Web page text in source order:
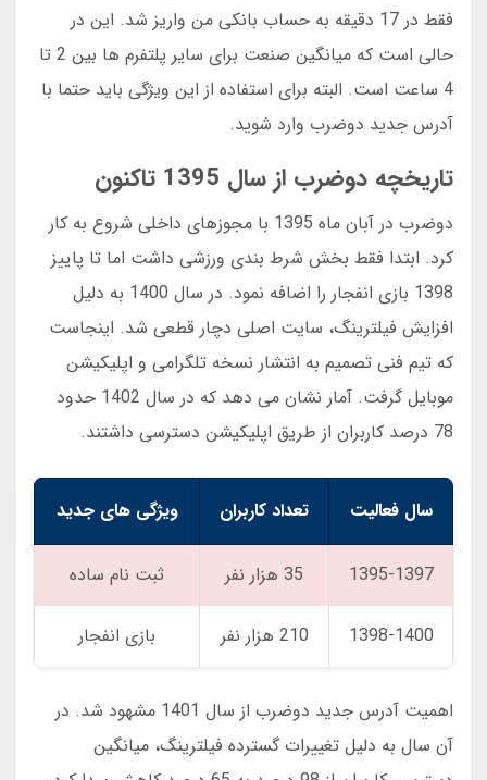
فقط در 17 دقیقه به حساب بانکی من واریز شد. این در
حالی است که میانگین صنعت برای سایر پلتفرم ها بین 2 تا
4 ساعت است. البته برای استفاده از این ویژگی باید حتما با
آدرس جدید دوضرب وارد شوید.
تاریخچه دوضرب از سال 1395 تاکنون
دوضرب در آبان ماه 1395 با مجوزهای داخلی شروع به کار
کرد. ابتدا فقط بخش شرط بندی ورزشی داشت اما تا پاییز
1398 بازی انفجار را اضافه نمود. در سال 1400 به دلیل
افزایش فیلترینگ، سایت اصلی دچار قطعی شد. اینجاست
که تیم فنی تصمیم به انتشار نسخه تلگرامی و اپلیکیشن
موبایل گرفت. آمار نشان می دهد که در سال 1402 حدود
78 درصد کاربران از طریق اپلیکیشن دسترسی داشتند.
سال فعالیت تعداد کاربران ویژگی های جدید
1395-1397 35 هزار نفر ثبت نام ساده
1398-1400 210 هزار نفر بازی انفجار
اهمیت آدرس جدید دوضرب از سال 1401 مشهود شد. در
آن سال به دلیل تغییرات گسترده فیلترینگ، میانگین